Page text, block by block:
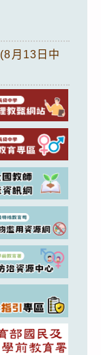
月13日中